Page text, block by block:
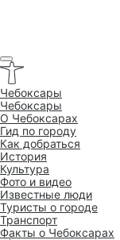
Чебоксары
Чебоксары
O Чебоксарах
Гид по городу
Как добраться
История
Культура
Фото и видео
Известные люди
Туристы о городе
Транспорт
Факты о Чебоксарах